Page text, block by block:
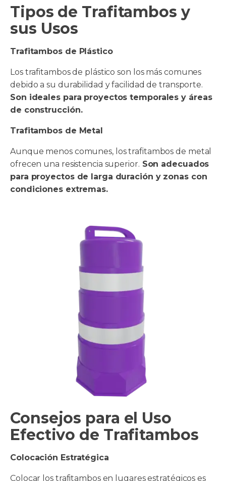
Tipos de Trafitambos y
sus Usos
Trafitambos de Plástico
Los trafitambos de plástico son los más comunes
debido a su durabilidad y facilidad de transporte.
Son ideales para proyectos temporales y áreas
de construcción.
Trafitambos de Metal
Aunque menos comunes, los trafitambos de metal
ofrecen una resistencia superior. Son adecuados
para proyectos de larga duración y zonas con
condiciones extremas.
Consejos para el Uso
Efectivo de Trafitambos
Colocación Estratégica
Colocar los trafitambos en lugares estratégicos es